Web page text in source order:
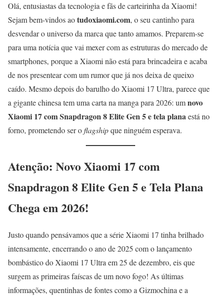
Olá, entusiastas da tecnologia e fãs de carteirinha da Xiaomi!
Sejam bem-vindos aotudoxiaomi.com, o seu cantinho para
desvendar o universo da marca que tanto amamos. Preparem-se
para uma notícia que vai mexer com as estruturas do mercado de
smartphones, porque a Xiaomi não está para brincadeira e acaba
de nos presentear com um rumor que já nos deixa de queixo
caído. Mesmo depois do barulho do Xiaomi 17 Ultra, parece que
a gigante chinesa tem uma carta na manga para 2026: umnovo
Xiaomi 17 com Snapdragon 8 Elite Gen 5 e tela planaestá no
forno, prometendo ser oflagshipque ninguém esperava.
Atenção: Novo Xiaomi 17 com
Snapdragon 8 Elite Gen 5 e Tela Plana
Chega em 2026!
Justo quando pensávamos que a série Xiaomi 17 tinha brilhado
intensamente, encerrando o ano de 2025 com o lançamento
bombástico do Xiaomi 17 Ultra em 25 de dezembro, eis que
surgem as primeiras faíscas de um novo fogo! As últimas
informações, quentinhas de fontes como a Gizmochina e a